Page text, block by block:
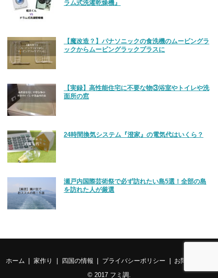
ラム式洗濯乾燥機』
【魔改造？】パナソニックの食洗機のムービングラ
ックからムービングラックプラスに
【実録】高性能住宅に不要な物③浴室やトイレや洗
面所の窓
24時間換気システム『澄家』の電気代はいくら？
瀬戸内国際芸術祭で必ず訪れたい島5選！全部の島
を訪れた人が厳選
ホーム 家作り 四国の情報 プライバシーポリシー
お問い合わせ
© 2017 フミ調.